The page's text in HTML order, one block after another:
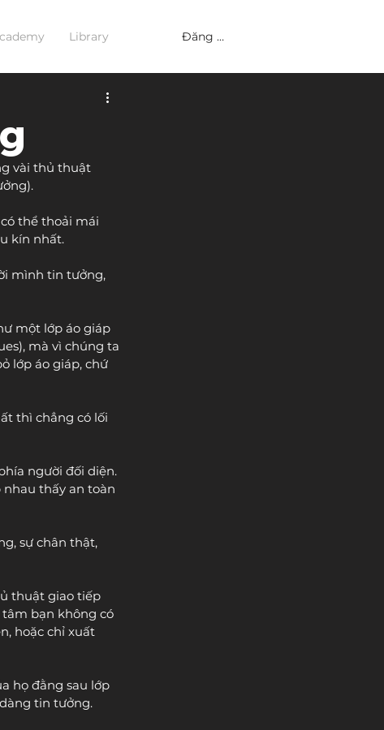
Library Đăng nhập
vài thủ thuật
thể thoải mái
kín nhất.
mình tin tưởng,
một lớp áo giáp
mà vì chúng ta
lớp áo giáp, chứ
thì chẳng có lối
người đối diện.
thấy an toàn
sự chân thật,
thuật giao tiếp
bạn không có
hoặc chỉ xuất
họ đằng sau lớp
tin tưởng.